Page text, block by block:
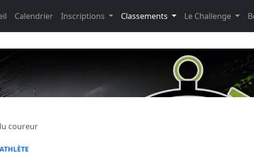
Calendrier Inscriptions Classements Le Challenge
coureur